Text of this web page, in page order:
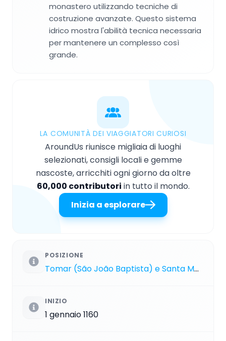
monastero utilizzando tecniche di
costruzione avanzate. Questo sistema
idrico mostra l'abilità tecnica necessaria
per mantenere un complesso così
grande.
LA COMUNITÀ DEI VIAGGIATORI CURIOSI
AroundUs riunisce migliaia di luoghi
selezionati, consigli locali e gemme
nascoste, arricchiti ogni giorno da oltre
60,000 contributori in tutto il mondo.
Inizia a esplorare
POSIZIONE
Tomar (São João Baptista) e Santa Maria dos Olivais
INIZIO
1 gennaio 1160